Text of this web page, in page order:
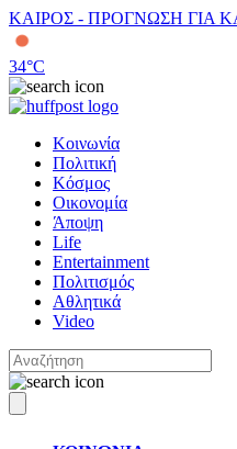
ΚΑΙΡΟΣ - ΠΡΟΓΝΩΣΗ ΓΙΑ
34°C
Κοινωνία
Πολιτική
Κόσμος
Οικονομία
Άποψη
Life
Entertainment
Πολιτισμός
Αθλητικά
Video